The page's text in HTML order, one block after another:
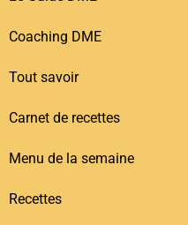
Coaching DME
Tout savoir
Carnet de recettes
Menu de la semaine
Recettes